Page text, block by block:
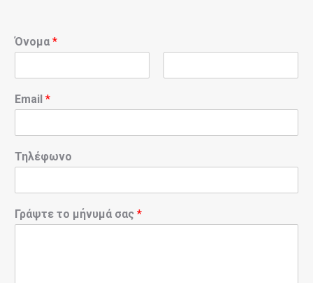
Όνομα *
Email *
Τηλέφωνο
Γράψτε το μήνυμά σας *